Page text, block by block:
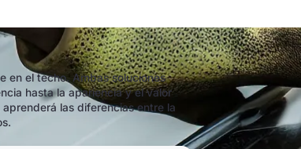
en el techo. Ambas soluciones
hasta la apariencia y el valor
las diferencias entre la